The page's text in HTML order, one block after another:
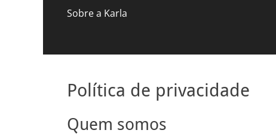
Sobre a Karla
Política de privacidade
Quem somos